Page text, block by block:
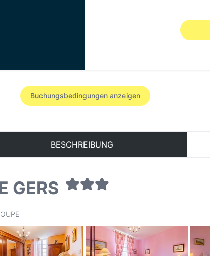
Buchungsbedingungen anzeigen
BESCHREIBUNG
GERS